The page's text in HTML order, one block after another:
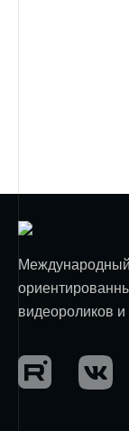
видеороликов